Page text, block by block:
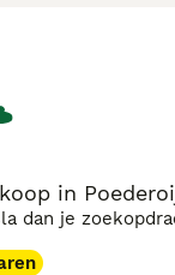
in
dan je